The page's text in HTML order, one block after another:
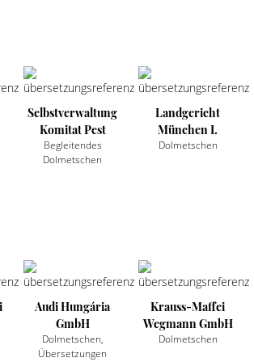
Selbstverwaltung
Komitat Pest
Begleitendes
Dolmetschen
Landgericht
München I.
Dolmetschen
Audi Hungária
GmbH
Dolmetschen,
Übersetzungen
Krauss-Maffei
Wegmann GmbH
Dolmetschen